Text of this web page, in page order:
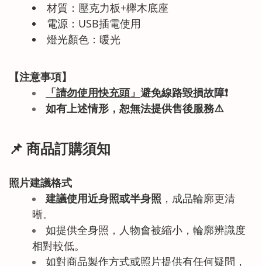
材質：壓克力板+櫸木底座
電源：USB插電使用
燈光顏色：暖光
【注意事項】
「請勿使用快充頭」 避免線路毀損故障❗
如有上述情形 ，恕無法提供售後服務⚠️
📌 商品訂購須知
照片建議格式
建議使用近身照或半身照 ，成品輪廓更清
晰。
如提供全身照，人物會被縮小，輪廓辨識度
相對較低。
如對商品製作方式或照片提供有任何疑問，